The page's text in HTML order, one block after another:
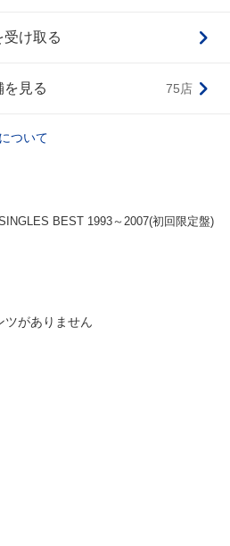
け取る
見る 75店
ついて
BEST 1993～2007(初回限定盤)
ツがありません